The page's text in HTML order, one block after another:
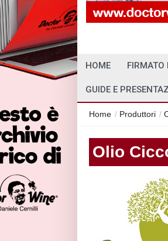
HOME FIRMATO
GUIDE E
Home / Produttori /
Olio